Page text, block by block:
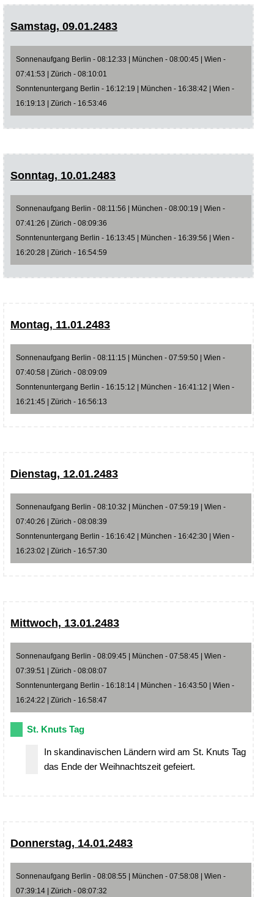
Samstag, 09.01.2483
Sonnenaufgang Berlin - 08:12:33 | München - 08:00:45 | Wien -
07:41:53 | Zürich - 08:10:01
Sonntenuntergang Berlin - 16:12:19 | München - 16:38:42 | Wien -
16:19:13 | Zürich - 16:53:46
Sonntag, 10.01.2483
Sonnenaufgang Berlin - 08:11:56 | München - 08:00:19 | Wien -
07:41:26 | Zürich - 08:09:36
Sonntenuntergang Berlin - 16:13:45 | München - 16:39:56 | Wien -
16:20:28 | Zürich - 16:54:59
Montag, 11.01.2483
Sonnenaufgang Berlin - 08:11:15 | München - 07:59:50 | Wien -
07:40:58 | Zürich - 08:09:09
Sonntenuntergang Berlin - 16:15:12 | München - 16:41:12 | Wien -
16:21:45 | Zürich - 16:56:13
Dienstag, 12.01.2483
Sonnenaufgang Berlin - 08:10:32 | München - 07:59:19 | Wien -
07:40:26 | Zürich - 08:08:39
Sonntenuntergang Berlin - 16:16:42 | München - 16:42:30 | Wien -
16:23:02 | Zürich - 16:57:30
Mittwoch, 13.01.2483
Sonnenaufgang Berlin - 08:09:45 | München - 07:58:45 | Wien -
07:39:51 | Zürich - 08:08:07
Sonntenuntergang Berlin - 16:18:14 | München - 16:43:50 | Wien -
16:24:22 | Zürich - 16:58:47
St. Knuts Tag
In skandinavischen Ländern wird am St. Knuts Tag
das Ende der Weihnachtszeit gefeiert.
Donnerstag, 14.01.2483
Sonnenaufgang Berlin - 08:08:55 | München - 07:58:08 | Wien -
07:39:14 | Zürich - 08:07:32